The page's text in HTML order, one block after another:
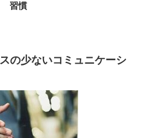
習慣
の少ないコミュニケーシ